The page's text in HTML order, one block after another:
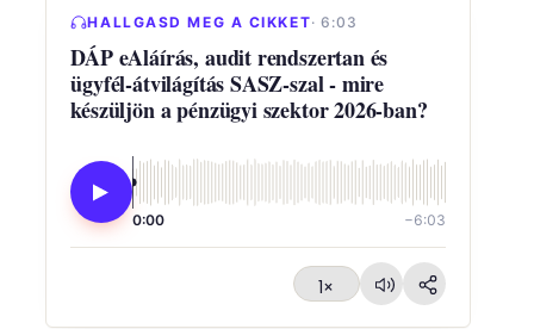
HALLGASD MEG A CIKKET· 6:03
DÁP eAláírás, audit rendszertan és
ügyfél-átvilágítás SASZ-szal - mire
készüljön a pénzügyi szektor 2026-ban?
0:00 −6:03
1×